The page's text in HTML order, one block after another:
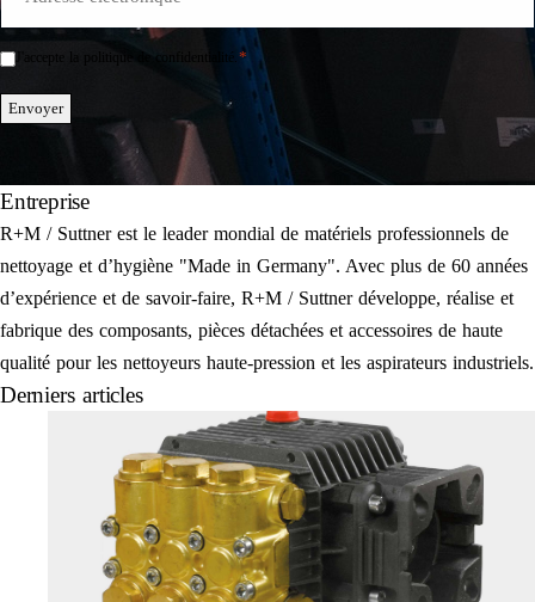
Mail
Einwilligung
J'accepte la politique de confidentialité.*
Envoyer
Entreprise
R+M / Suttner est le leader mondial de matériels professionnels de
nettoyage et d’hygiène "Made in Germany". Avec plus de 60 années
d’expérience et de savoir-faire, R+M / Suttner développe, réalise et
fabrique des composants, pièces détachées et accessoires de haute
qualité pour les nettoyeurs haute-pression et les aspirateurs industriels.
Derniers articles